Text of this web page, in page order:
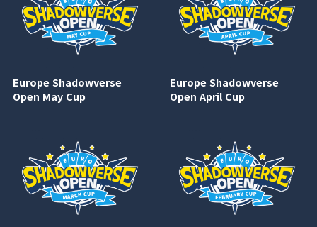
Europe Shadowverse
Open May Cup
Europe Shadowverse
Open April Cup